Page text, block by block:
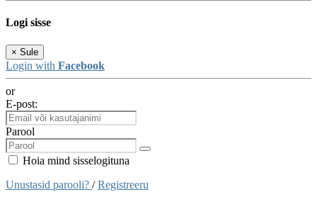
Logi sisse
× Sule
Login with Facebook
or
E-post:
Parool
Hoia mind sisselogituna
Unustasid parooli? /Registreeru